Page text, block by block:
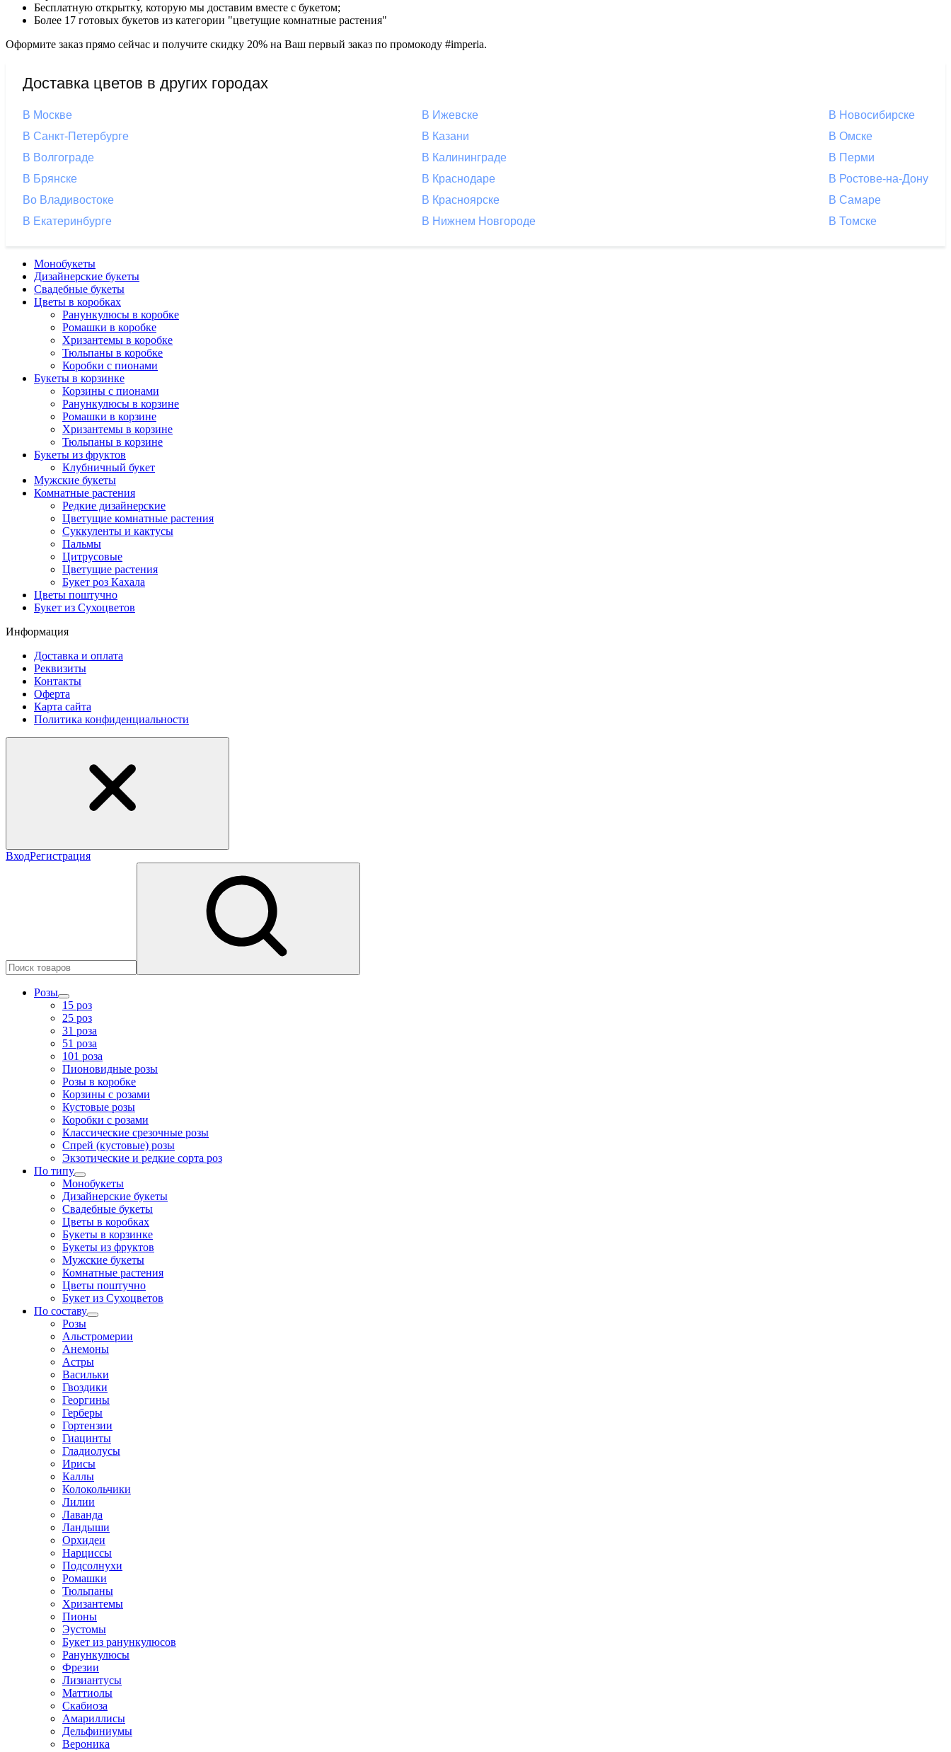
Бесплатную открытку, которую мы доставим вместе с букетом;
Более 17 готовых букетов из категории "цветущие комнатные растения"
Оформите заказ прямо сейчас и получите скидку 20% на Ваш первый заказ по промокоду #imperia.
Доставка цветов в других городах
В Москве
В Санкт-Петербурге
В Волгограде
В Брянске
Во Владивостоке
В Екатеринбурге
В Ижевске
В Казани
В Калининграде
В Краснодаре
В Красноярске
В Нижнем Новгороде
В Новосибирске
В Омске
В Перми
В Ростове-на-Дону
В Самаре
В Томске
Монобукеты
Дизайнерские букеты
Свадебные букеты
Цветы в коробках
Ранункулюсы в коробке
Ромашки в коробке
Хризантемы в коробке
Тюльпаны в коробке
Коробки с пионами
Букеты в корзинке
Корзины с пионами
Ранункулюсы в корзине
Ромашки в корзине
Хризантемы в корзине
Тюльпаны в корзине
Букеты из фруктов
Клубничный букет
Мужские букеты
Комнатные растения
Редкие дизайнерские
Цветущие комнатные растения
Суккуленты и кактусы
Пальмы
Цитрусовые
Цветущие растения
Букет роз Кахала
Цветы поштучно
Букет из Сухоцветов
Информация
Доставка и оплата
Реквизиты
Контакты
Оферта
Карта сайта
Политика конфиденциальности
ВходРегистрация
Розы
15 роз
25 роз
31 роза
51 роза
101 роза
Пионовидные розы
Розы в коробке
Корзины с розами
Кустовые розы
Коробки с розами
Классические срезочные розы
Спрей (кустовые) розы
Экзотические и редкие сорта роз
По типу
Монобукеты
Дизайнерские букеты
Свадебные букеты
Цветы в коробках
Букеты в корзинке
Букеты из фруктов
Мужские букеты
Комнатные растения
Цветы поштучно
Букет из Сухоцветов
По составу
Розы
Альстромерии
Анемоны
Астры
Васильки
Гвоздики
Георгины
Герберы
Гортензии
Гиацинты
Гладиолусы
Ирисы
Каллы
Колокольчики
Лилии
Лаванда
Ландыши
Орхидеи
Нарциссы
Подсолнухи
Ромашки
Тюльпаны
Хризантемы
Пионы
Эустомы
Букет из ранункулюсов
Ранункулюсы
Фрезии
Лизиантусы
Маттиолы
Скабиоза
Амариллисы
Дельфиниумы
Вероника